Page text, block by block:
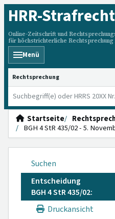
HRR-Strafrecht
Online-Zeitschrift und
für höchstrichterliche
Menü
HRRS durchsuchen
Startseite
BGH 4 StR 435/02 - 5.
Suchen
Entscheidung
BGH 4 StR 435/02:
Druckansicht